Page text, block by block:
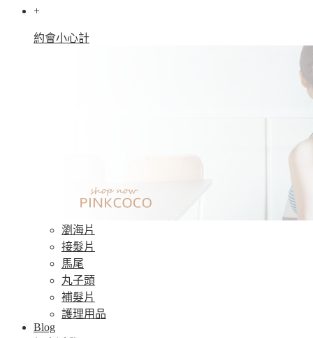
+
約會小心計
瀏海片
接髮片
馬尾
丸子頭
補髮片
護理用品
Blog